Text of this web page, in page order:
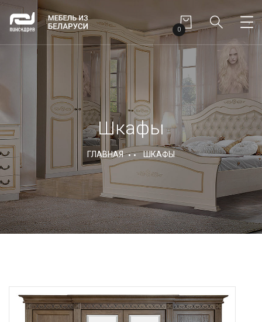
0
Шкафы
ГЛАВНАЯ ШКАФЫ